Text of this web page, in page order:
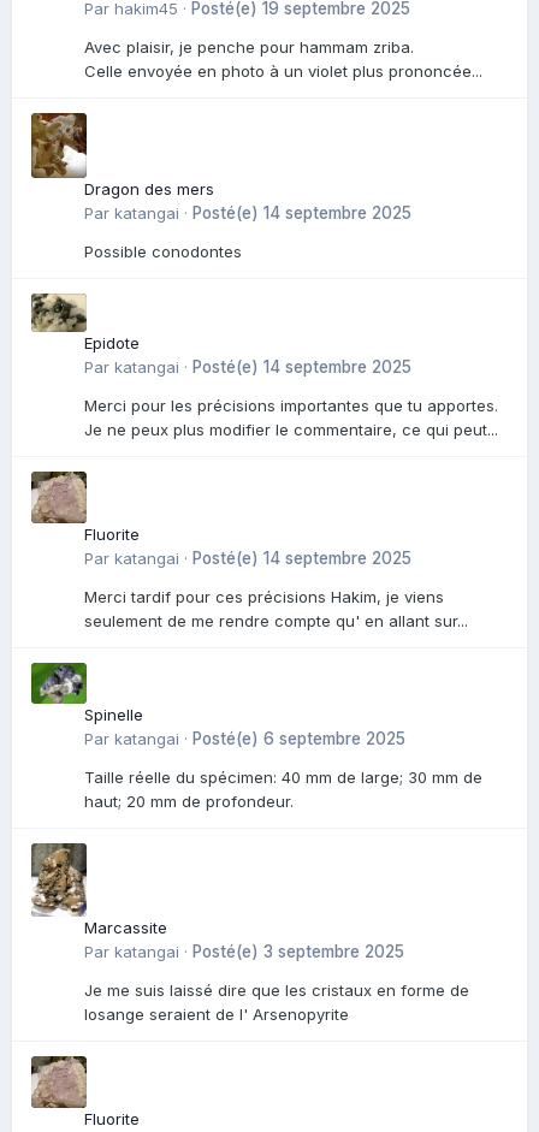
Par hakim45 · Posté(e) 19 septembre 2025
Avec plaisir, je penche pour hammam zriba.
Celle envoyée en photo à un violet plus prononcée...
Dragon des mers
Par katangai · Posté(e) 14 septembre 2025
Possible conodontes
Epidote
Par katangai · Posté(e) 14 septembre 2025
Merci pour les précisions importantes que tu apportes.
Je ne peux plus modifier le commentaire, ce qui peut...
Fluorite
Par katangai · Posté(e) 14 septembre 2025
Merci tardif pour ces précisions Hakim, je viens
seulement de me rendre compte qu' en allant sur...
Spinelle
Par katangai · Posté(e) 6 septembre 2025
Taille réelle du spécimen: 40 mm de large; 30 mm de
haut; 20 mm de profondeur.
Marcassite
Par katangai · Posté(e) 3 septembre 2025
Je me suis laissé dire que les cristaux en forme de
losange seraient de l' Arsenopyrite
Fluorite